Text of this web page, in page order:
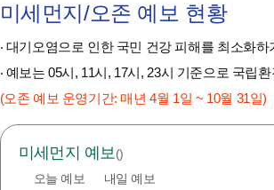
미세먼지/오존 예보 현황
‧ 대기오염으로 인한 국민 건강 피해를 최소화
‧ 예보는 05시, 11시, 17시, 23시 기준으로 국립
(오존 예보 운영기간: 매년 4월 1일 ~ 10월 31일)
미세먼지 예보()
오늘 예보
내일 예보